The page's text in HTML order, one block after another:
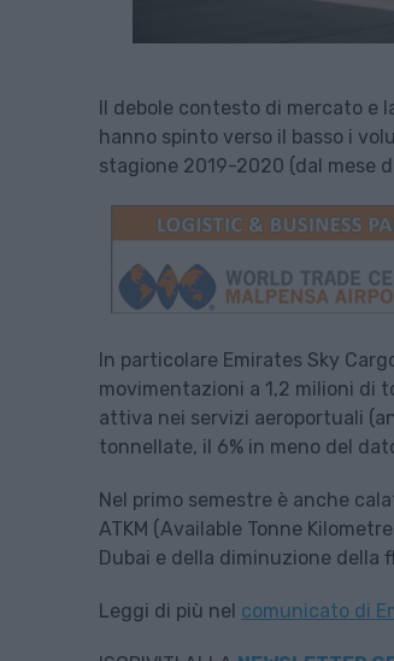
Il debole contesto di mercato e
hanno spinto verso il basso i
stagione 2019-2020 (dal mese
In particolare Emirates Sky
movimentazioni a 1,2 milioni di
attiva nei servizi aeroportuali
tonnellate, il 6% in meno del
Nel primo semestre è anche
ATKM (Available Tonne
Dubai e della diminuzione
Leggi di più nel comunicato di